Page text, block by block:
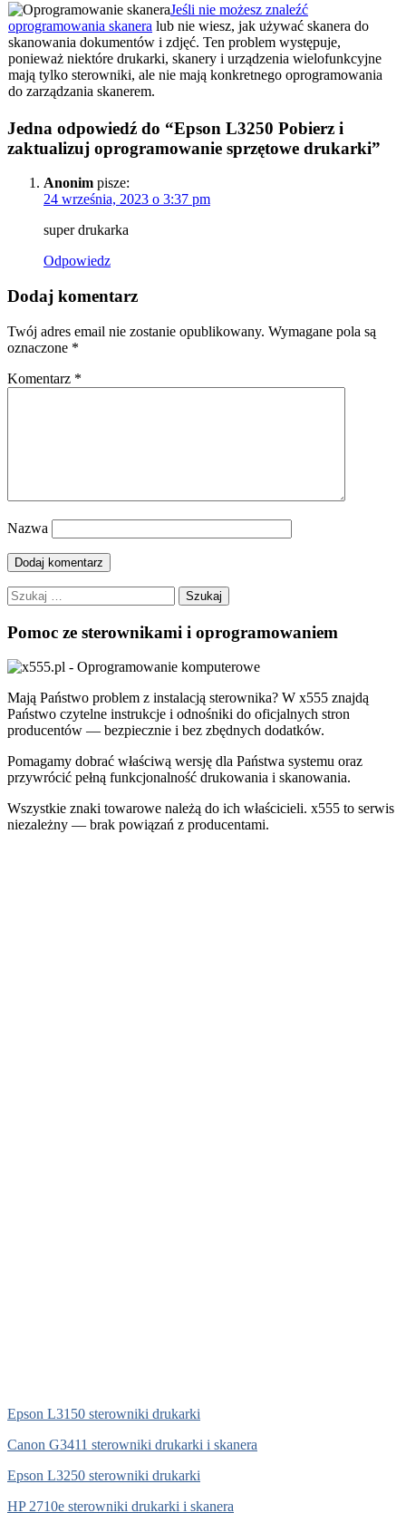
Jeśli nie możesz znaleźć
oprogramowania skanera lub nie wiesz, jak używać skanera do
skanowania dokumentów i zdjęć. Ten problem występuje,
ponieważ niektóre drukarki, skanery i urządzenia wielofunkcyjne
mają tylko sterowniki, ale nie mają konkretnego oprogramowania
do zarządzania skanerem.
Jedna odpowiedź do “Epson L3250 Pobierz i
zaktualizuj oprogramowanie sprzętowe drukarki”
Anonim pisze:
24 września, 2023 o 3:37 pm
super drukarka
Odpowiedz
Dodaj komentarz
Twój adres email nie zostanie opublikowany. Wymagane pola są
oznaczone *
Komentarz *
Nazwa
Szukaj:
Pomoc ze sterownikami i oprogramowaniem
Mają Państwo problem z instalacją sterownika? W x555 znajdą
Państwo czytelne instrukcje i odnośniki do oficjalnych stron
producentów — bezpiecznie i bez zbędnych dodatków.
Pomagamy dobrać właściwą wersję dla Państwa systemu oraz
przywrócić pełną funkcjonalność drukowania i skanowania.
Wszystkie znaki towarowe należą do ich właścicieli. x555 to serwis
niezależny — brak powiązań z producentami.
Epson L3150 sterowniki drukarki
Canon G3411 sterowniki drukarki i skanera
Epson L3250 sterowniki drukarki
HP 2710e sterowniki drukarki i skanera